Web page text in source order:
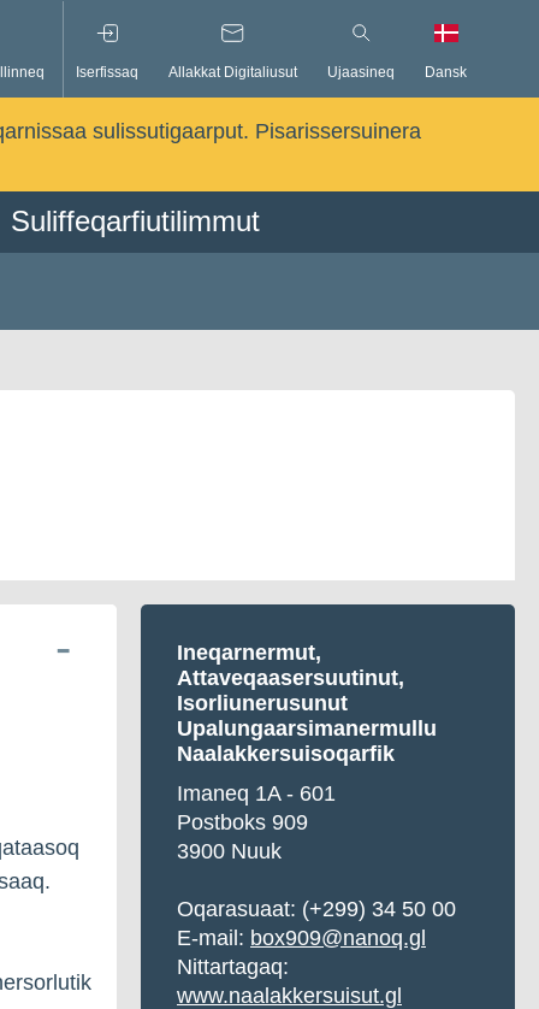
Iserfissaq Allakkat Digitaliusut Ujaasineq Dansk
sulissutigaarput. Pisarissersuinera
Suliffeqarfiutilimmut
Ineqarnermut,
Attaveqaasersuutinut,
Isorliunerusunut
Upalungaarsimanermullu
Naalakkersuisoqarfik
Imaneq 1A - 601
Postboks 909
3900 Nuuk
Oqarasuaat: (+299) 34 50 00
E-mail: box909@nanoq.gl
Nittartagaq:
www.naalakkersuisut.gl